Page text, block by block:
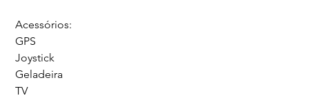
Acessórios:
GPS
Joystick
Geladeira
TV